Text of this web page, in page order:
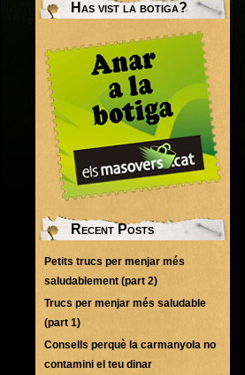
Has vist la botiga?
Recent Posts
Petits trucs per menjar més
saludablement (part 2)
Trucs per menjar més saludable
(part 1)
Consells perquè la carmanyola no
contamini el teu dinar